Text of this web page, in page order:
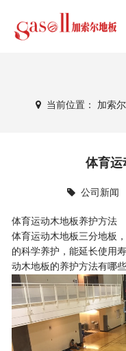
当前位置： 加索
体育运
公司新闻
体育运动木地板养护方法
体育运动木地板三分地板
的科学养护，能延长使用
动木地板的养护方法有哪些